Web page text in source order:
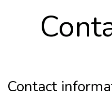
Contact